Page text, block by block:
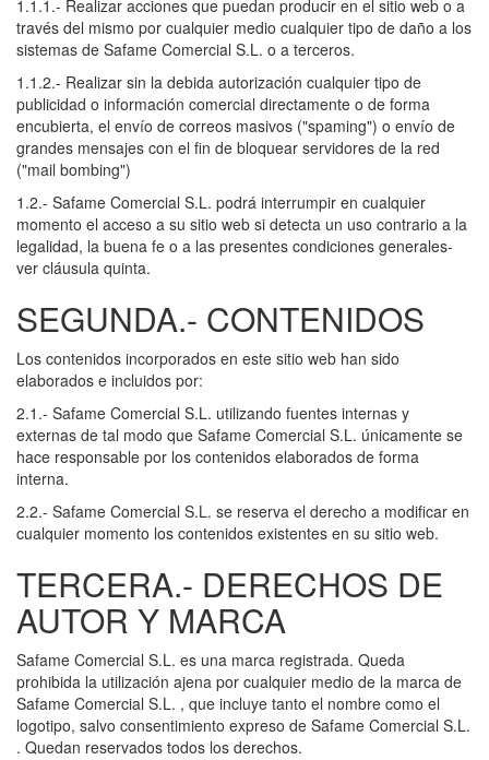
1.1.1.- Realizar acciones que puedan producir en el sitio web o a
través del mismo por cualquier medio cualquier tipo de daño a los
sistemas de Safame Comercial S.L. o a terceros.
1.1.2.- Realizar sin la debida autorización cualquier tipo de
publicidad o información comercial directamente o de forma
encubierta, el envío de correos masivos ("spaming") o envío de
grandes mensajes con el fin de bloquear servidores de la red
("mail bombing")
1.2.- Safame Comercial S.L. podrá interrumpir en cualquier
momento el acceso a su sitio web si detecta un uso contrario a la
legalidad, la buena fe o a las presentes condiciones generales-
ver cláusula quinta.
SEGUNDA.- CONTENIDOS
Los contenidos incorporados en este sitio web han sido
elaborados e incluidos por:
2.1.- Safame Comercial S.L. utilizando fuentes internas y
externas de tal modo que Safame Comercial S.L. únicamente se
hace responsable por los contenidos elaborados de forma
interna.
2.2.- Safame Comercial S.L. se reserva el derecho a modificar en
cualquier momento los contenidos existentes en su sitio web.
TERCERA.- DERECHOS DE
AUTOR Y MARCA
Safame Comercial S.L. es una marca registrada. Queda
prohibida la utilización ajena por cualquier medio de la marca de
Safame Comercial S.L. , que incluye tanto el nombre como el
logotipo, salvo consentimiento expreso de Safame Comercial S.L.
. Quedan reservados todos los derechos.